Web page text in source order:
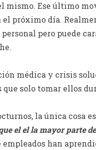
mismo. Ese último
el próximo día.
pero puede
médica y crisis
solo tomar ellos
la única cosa
el el la mayor parte
han